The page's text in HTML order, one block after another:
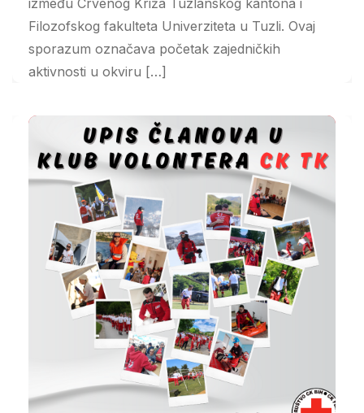
između Crvenog Križa Tuzlanskog kantona i
Filozofskog fakulteta Univerziteta u Tuzli. Ovaj
sporazum označava početak zajedničkih
aktivnosti u okviru […]